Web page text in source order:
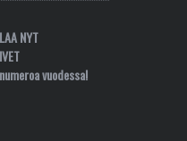
NYT
vuodessa!